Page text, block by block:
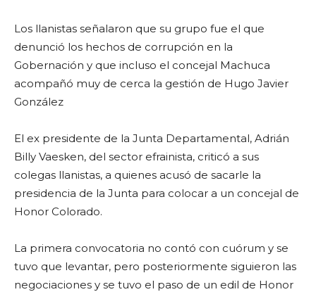
Los llanistas señalaron que su grupo fue el que
denunció los hechos de corrupción en la
Gobernación y que incluso el concejal Machuca
acompañó muy de cerca la gestión de Hugo Javier
González
El ex presidente de la Junta Departamental, Adrián
Billy Vaesken, del sector efrainista, criticó a sus
colegas llanistas, a quienes acusó de sacarle la
presidencia de la Junta para colocar a un concejal de
Honor Colorado.
La primera convocatoria no contó con cuórum y se
tuvo que levantar, pero posteriormente siguieron las
negociaciones y se tuvo el paso de un edil de Honor